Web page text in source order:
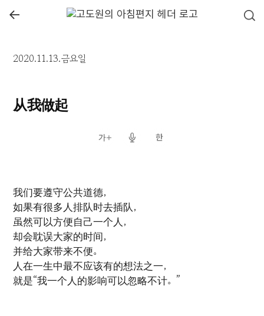
←
2020.11.13.금요일
从我做起
我们要遵守公共道德，
如果有很多人排队时去插队，
虽然可以方便自己一个人，
却会耽误大家的时间，
并给大家带来不便。
人在一生中最不应该有的想法之一，
就是“我一个人的影响可以忽略不计。”